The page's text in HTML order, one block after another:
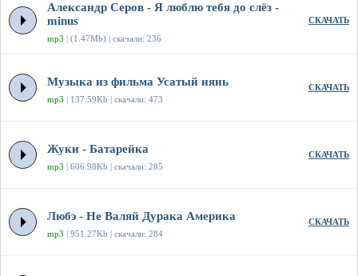
Александр Серов - Я люблю тебя до слёз -
minus
mp3 | (1.47Mb) | скачали: 236
СКАЧАТЬ
Музыка из фильма Усатый нянь
mp3 | 137.59Kb | скачали: 473
СКАЧАТЬ
Жуки - Батарейка
mp3 | 606.98Kb | скачали: 285
СКАЧАТЬ
Любэ - Не Валяй Дурака Америка
mp3 | 951.27Kb | скачали: 284
СКАЧАТЬ